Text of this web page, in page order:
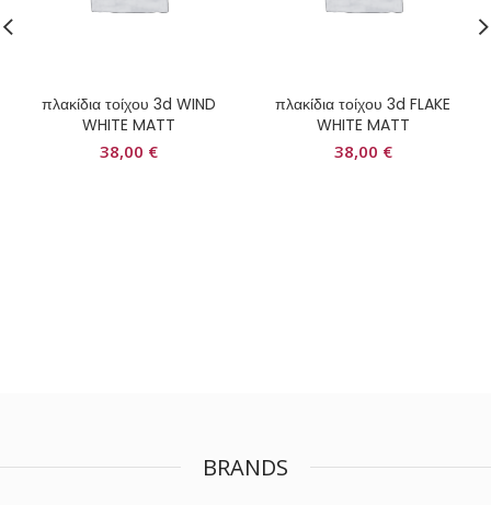
πλακίδια τοίχου 3d WIND
WHITE MATT
38,00 €
πλακίδια τοίχου 3d FLAKE
WHITE MATT
38,00 €
BRANDS